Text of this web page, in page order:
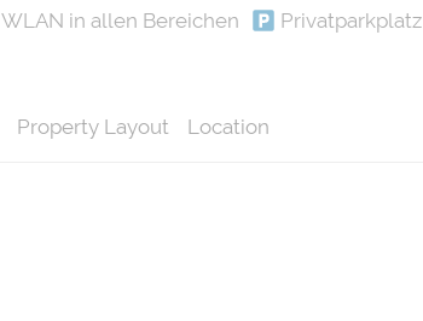
WLAN in allen Bereichen Privatparkplatz
Property Layout Location